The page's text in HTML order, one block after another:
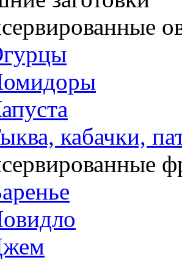
кабачки,